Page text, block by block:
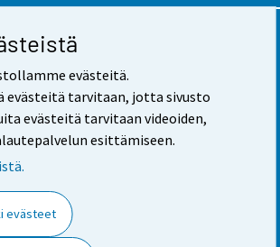
evästeitä.
tarvitaan, jotta sivusto
evästeitä tarvitaan videoiden,
esittämiseen.
evästeet